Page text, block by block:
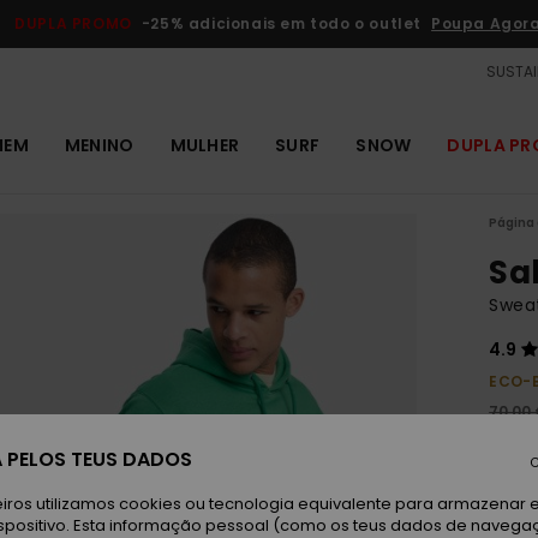
DUPLA PROMO -25% adicionais em todo o outlet Poupa Agora
MENINO MULHER SURF SNOW DUPLA
Página
4.9
ECO-
70,00
TEUS DADOS
utilizamos cookies ou tecnologia equivalente para armazenar
Esta informação pessoal (como os teus dados de